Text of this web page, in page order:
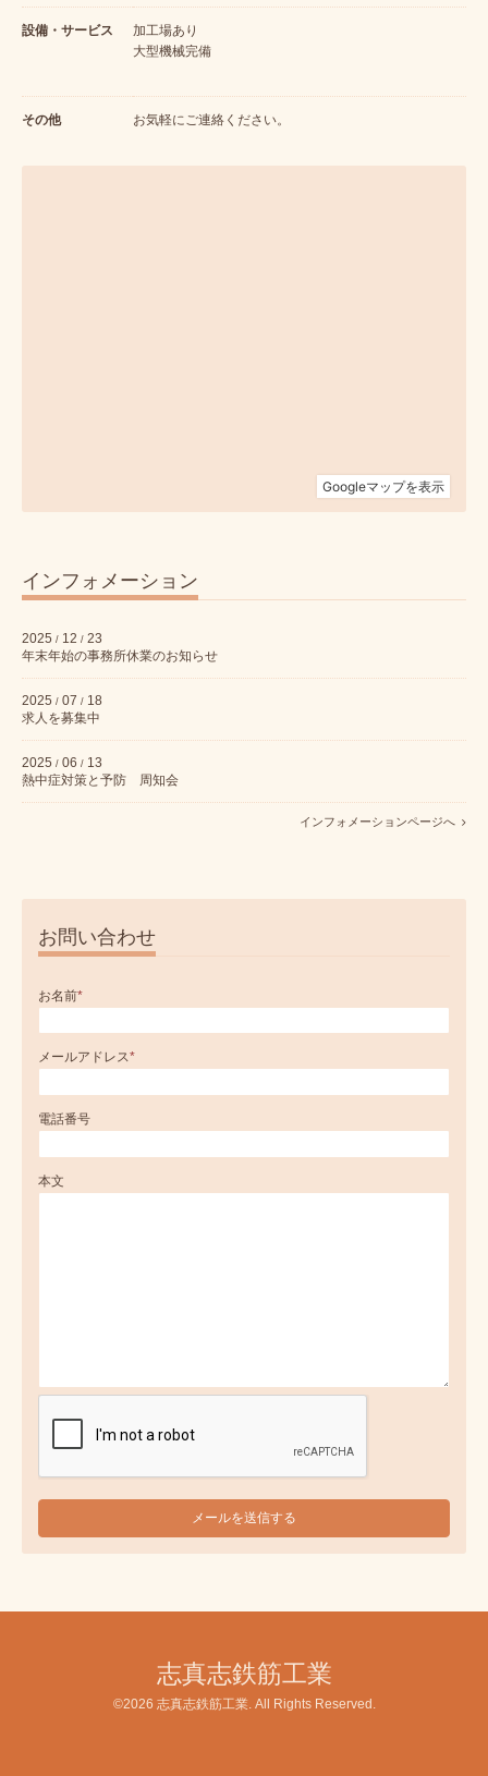
設備・サービス
加工場あり
大型機械完備
その他 お気軽にご連絡ください。
インフォメーション
2025 / 12 / 23
年末年始の事務所休業のお知らせ
2025 / 07 / 18
求人を募集中
2025 / 06 / 13
熱中症対策と予防 周知会
インフォメーションページへ
お問い合わせ
お名前*
メールアドレス*
電話番号
本文
志真志鉄筋工業
©2026 志真志鉄筋工業. All Rights Reserved.